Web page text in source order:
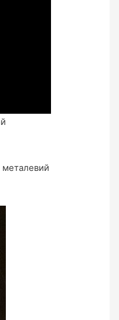
металевий